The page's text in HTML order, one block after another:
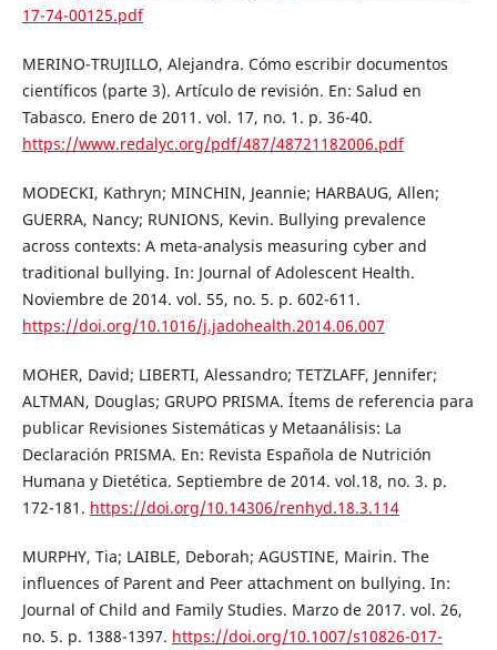
17-74-00125.pdf
MERINO-TRUJILLO, Alejandra. Cómo escribir documentos
científicos (parte 3). Artículo de revisión. En: Salud en
Tabasco. Enero de 2011. vol. 17, no. 1. p. 36-40.
https://www.redalyc.org/pdf/487/48721182006.pdf
MODECKI, Kathryn; MINCHIN, Jeannie; HARBAUG, Allen;
GUERRA, Nancy; RUNIONS, Kevin. Bullying prevalence
across contexts: A meta-analysis measuring cyber and
traditional bullying. In: Journal of Adolescent Health.
Noviembre de 2014. vol. 55, no. 5. p. 602-611.
https://doi.org/10.1016/j.jadohealth.2014.06.007
MOHER, David; LIBERTI, Alessandro; TETZLAFF, Jennifer;
ALTMAN, Douglas; GRUPO PRISMA. Ítems de referencia para
publicar Revisiones Sistemáticas y Metaanálisis: La
Declaración PRISMA. En: Revista Española de Nutrición
Humana y Dietética. Septiembre de 2014. vol.18, no. 3. p.
172-181. https://doi.org/10.14306/renhyd.18.3.114
MURPHY, Tia; LAIBLE, Deborah; AGUSTINE, Mairin. The
influences of Parent and Peer attachment on bullying. In:
Journal of Child and Family Studies. Marzo de 2017. vol. 26,
no. 5. p. 1388-1397. https://doi.org/10.1007/s10826-017-